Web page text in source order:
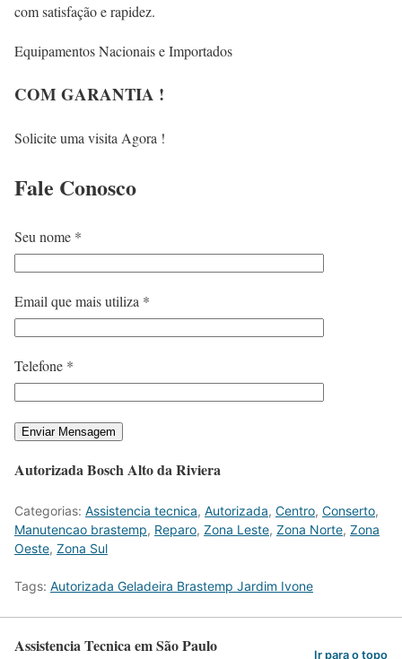
com satisfação e rapidez.
Equipamentos Nacionais e Importados
COM GARANTIA !
Solicite uma visita Agora !
Fale Conosco
Seu nome *
Email que mais utiliza *
Telefone *
Autorizada Bosch Alto da Riviera
Categorias: Assistencia tecnica, Autorizada, Centro, Conserto,
Manutencao brastemp, Reparo, Zona Leste, Zona Norte, Zona
Oeste, Zona Sul
Tags: Autorizada Geladeira Brastemp Jardim Ivone
Assistencia Tecnica em São Paulo Ir para o topo